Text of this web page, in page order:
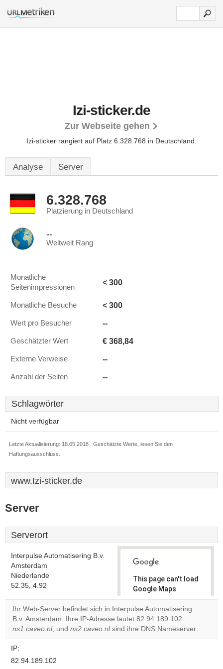
Izi-sticker.de
Zur Webseite gehen
Izi-sticker rangiert auf Platz 6.328.768 in Deutschland.
Analyse Server
6.328.768
Platzierung in Deutschland
--
Weltweit Rang
Monatliche
Seitenimpressionen
< 300
Monatliche Besuche < 300
Wert pro Besucher --
Geschätzter Wert € 368,84
Externe Verweise --
Anzahl der Seiten --
Schlagwörter
Nicht verfügbar
Letzte Aktualisierung: 18.05.2018 . Geschätzte Werte, lesen Sie den
Haftungsausschluss.
www.Izi-sticker.de
Server
Serverort
Interpulse Automatisering B.v.
Amsterdam
Niederlande
52.35, 4.92
This page can't load
Google Maps
correctly.
Do you
own this
OK
Ihr Web-Server befindet sich in Interpulse Automatisering
B.v. Amsterdam. Ihre IP-Adresse lautet 82.94.189.102.
ns1.caveo.nl, und ns2.caveo.nlsind ihre DNS Nameserver.
IP:
82.94.189.102